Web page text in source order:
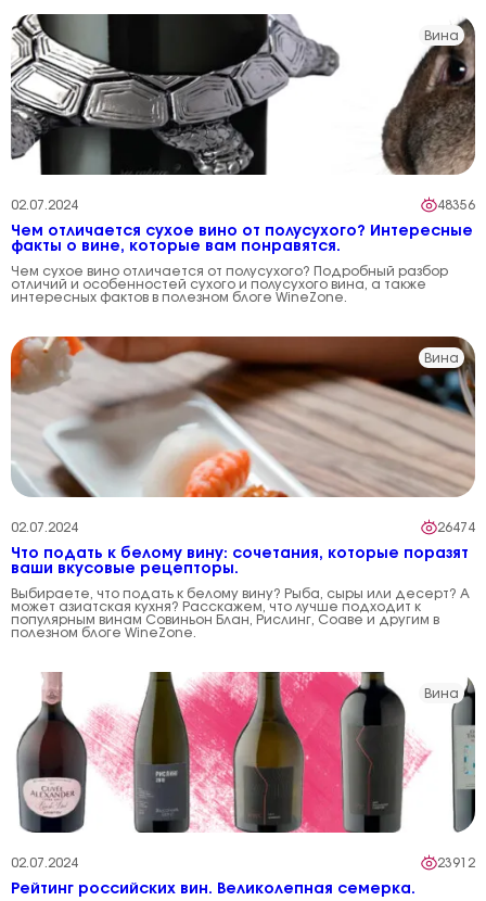
Вина
02.07.2024 48356
Чем отличается сухое вино от полусухого? Интересные
факты о вине, которые вам понравятся.
Чем сухое вино отличается от полусухого? Подробный разбор
отличий и особенностей сухого и полусухого вина, а также
интересных фактов в полезном блоге WineZone.
Вина
02.07.2024 26474
Что подать к белому вину: сочетания, которые поразят
ваши вкусовые рецепторы.
Выбираете, что подать к белому вину? Рыба, сыры или десерт? А
может азиатская кухня? Расскажем, что лучше подходит к
популярным винам Совиньон Блан, Рислинг, Соаве и другим в
полезном блоге WineZone.
Вина
02.07.2024 23912
Рейтинг российских вин. Великолепная семерка.